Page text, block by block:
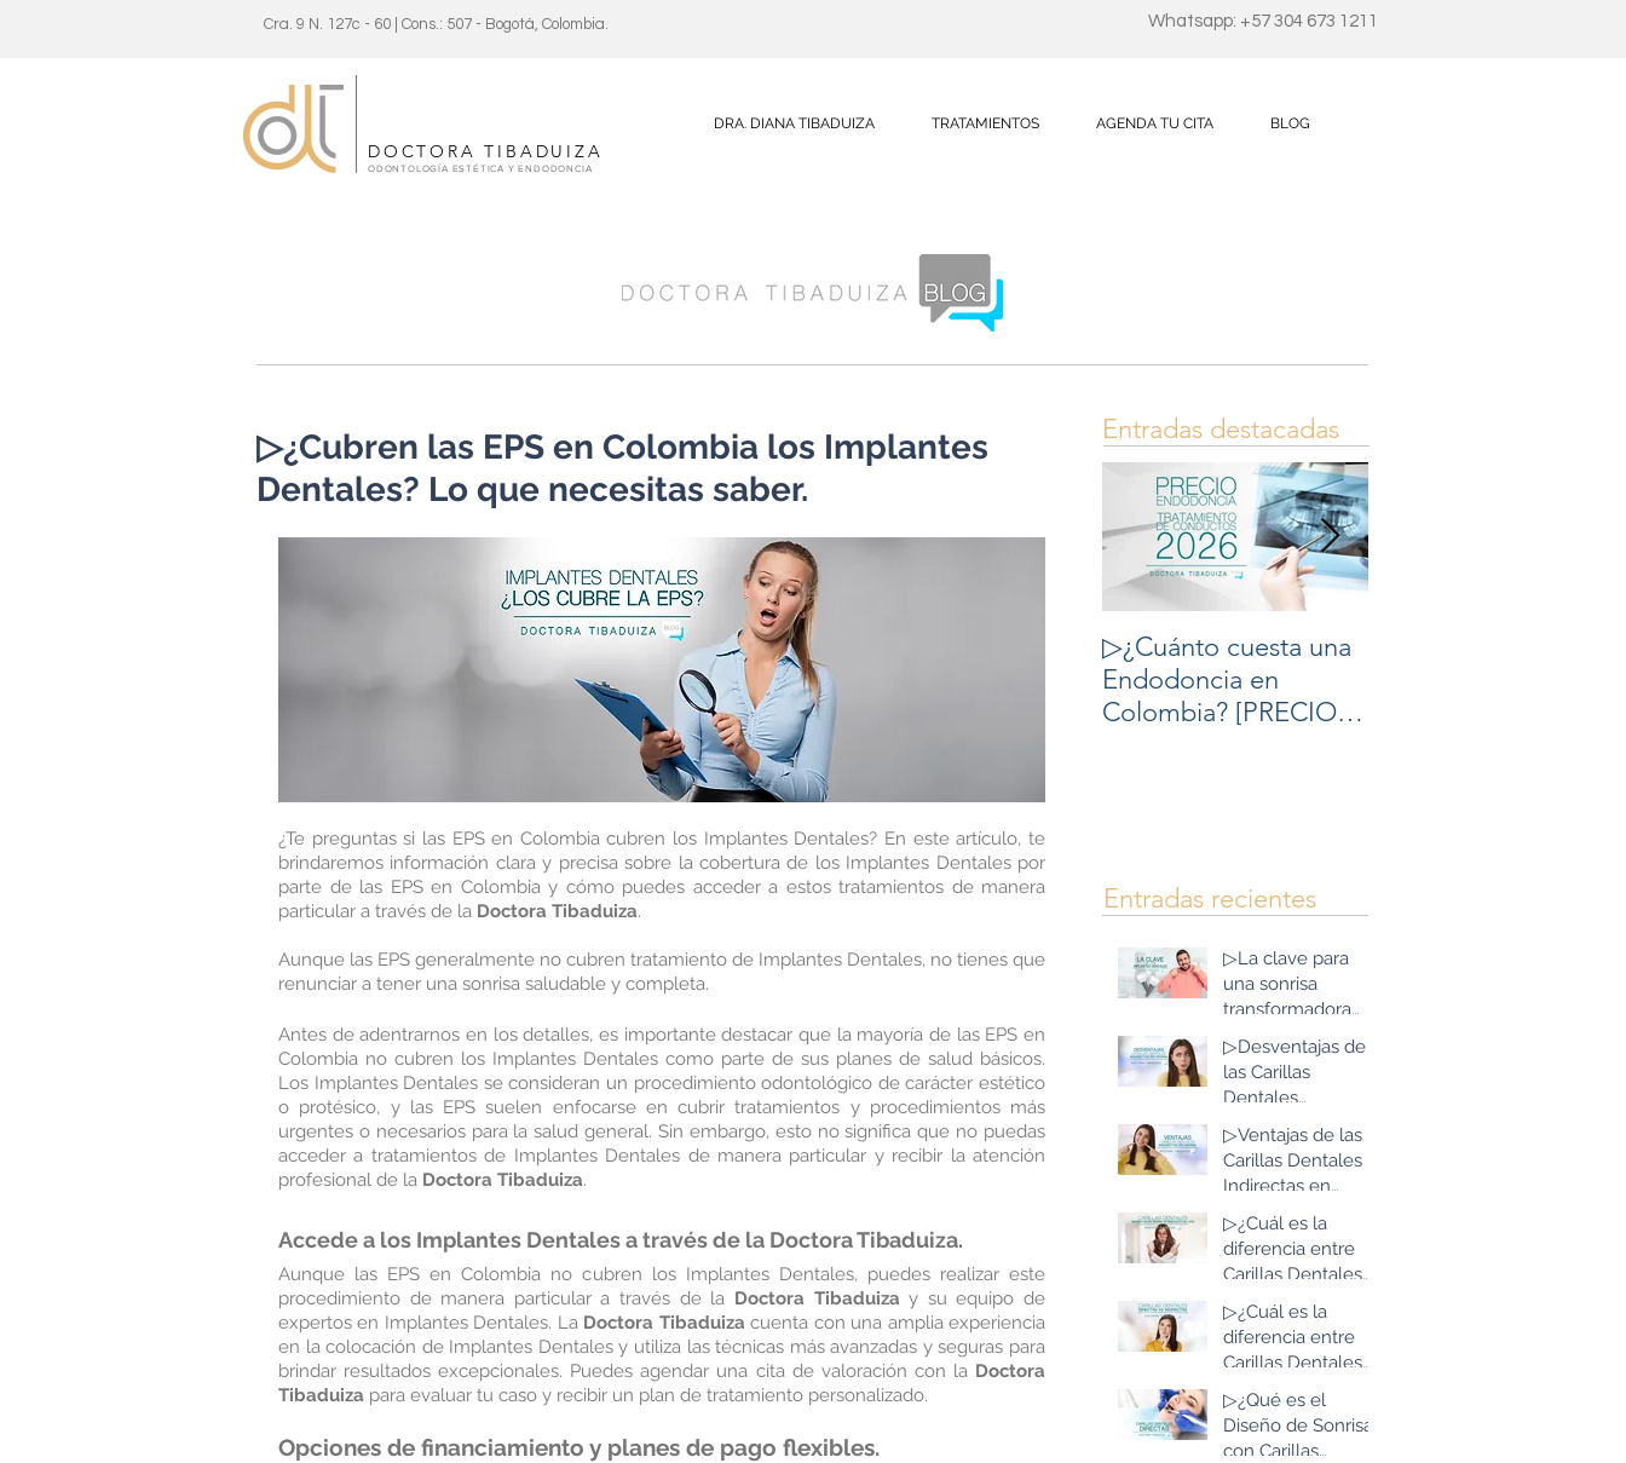
Cra. 9 N. 127c - 60 | Cons.: 507 - Bogotá, Colombia. Whatsapp: +57 304 673 1211
DOCTORA TIBADUIZA
ODONTOLOGÍA ESTÉTICA Y ENDODONCIA
DRA. DIANA TIBADUIZA TRATAMIENTOS AGENDA TU CITA BLOG
▷¿Cubren las EPS en Colombia los Implantes
Dentales? Lo que necesitas saber.
¿Te preguntas si las EPS en Colombia cubren los Implantes Dentales? En este artículo, te
brindaremos información clara y precisa sobre la cobertura de los Implantes Dentales por
parte de las EPS en Colombia y cómo puedes acceder a estos tratamientos de manera
particular a través de la Doctora Tibaduiza.
Aunque las EPS generalmente no cubren tratamiento de Implantes Dentales, no tienes que
renunciar a tener una sonrisa saludable y completa.
Antes de adentrarnos en los detalles, es importante destacar que la mayoría de las EPS en
Colombia no cubren los Implantes Dentales como parte de sus planes de salud básicos.
Los Implantes Dentales se consideran un procedimiento odontológico de carácter estético
o protésico, y las EPS suelen enfocarse en cubrir tratamientos y procedimientos más
urgentes o necesarios para la salud general. Sin embargo, esto no significa que no puedas
acceder a tratamientos de Implantes Dentales de manera particular y recibir la atención
profesional de la Doctora Tibaduiza.
Accede a los Implantes Dentales a través de la Doctora Tibaduiza.
Aunque las EPS en Colombia no cubren los Implantes Dentales, puedes realizar este
procedimiento de manera particular a través de la Doctora Tibaduiza y su equipo de
expertos en Implantes Dentales. La Doctora Tibaduiza cuenta con una amplia experiencia
en la colocación de Implantes Dentales y utiliza las técnicas más avanzadas y seguras para
brindar resultados excepcionales. Puedes agendar una cita de valoración con la Doctora
Tibaduiza para evaluar tu caso y recibir un plan de tratamiento personalizado.
Opciones de financiamiento y planes de pago flexibles.
Entradas destacadas
▷¿Cuánto cuesta una
Endodoncia en
Colombia? [PRECIOS
Entradas recientes
▷La clave para
una sonrisa
transformadora
con Implantes
Dentales y todo en
Bogotá, Colombia
▷Desventajas de
las Carillas
Dentales
Indirectas en
Resina de Alta
Estética: Lo que
▷Ventajas de las
Carillas Dentales
Indirectas en
Resina de Alta
Estética: Lo que
debes saber
▷¿Cuál es la
diferencia entre
Carillas Dentales
Indirectas en
Resina de Alta
Estética y las de
▷¿Cuál es la
diferencia entre
Carillas Dentales
Directas e
Indirectas?
▷¿Qué es el
Diseño de Sonrisa
con Carillas